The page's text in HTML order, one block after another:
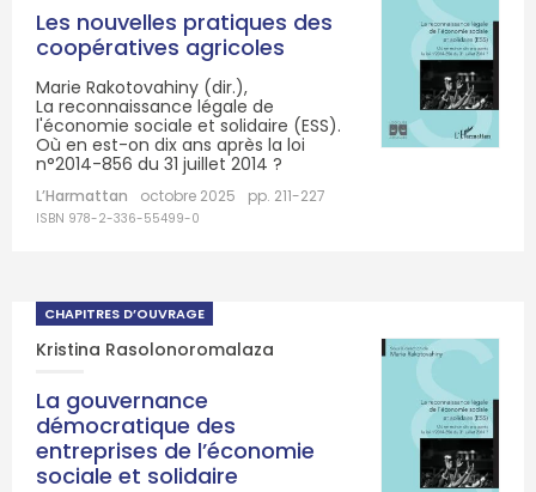
Les nouvelles pratiques des
coopératives agricoles
Marie Rakotovahiny (dir.),
La reconnaissance légale de
l'économie sociale et solidaire (ESS).
Où en est-on dix ans après la loi
n°2014-856 du 31 juillet 2014 ?
L’Harmattan octobre 2025 pp. 211-227
ISBN 978-2-336-55499-0
CHAPITRES D’OUVRAGE
Kristina Rasolonoromalaza
La gouvernance
démocratique des
entreprises de l’économie
sociale et solidaire